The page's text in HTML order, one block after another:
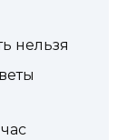
нельзя